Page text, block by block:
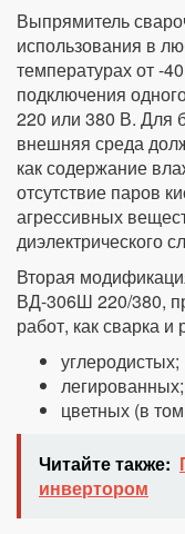
Выпрямитель
использования в
температурах от -
подключения
220 или 380 В. Для
внешняя среда
как содержание
отсутствие паров
агрессивных
диэлектрического
Вторая
ВД-306Ш 220/380,
работ, как сварка
углеродистых;
легированных;
цветных (в
Читайте также:
инвертором